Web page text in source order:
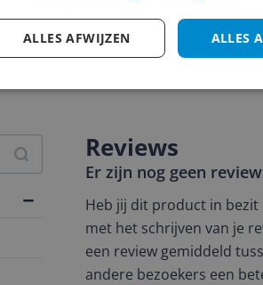
Reviews
Er zijn nog geen
Heb jij dit product in bezit
met het schrijven van je
een review gemiddeld
andere bezoekers een
ALLES
ALLES AFWIJZEN